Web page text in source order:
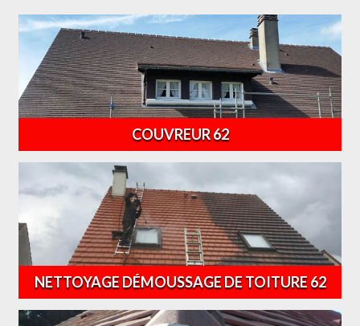
COUVREUR 62
NETTOYAGE DÉMOUSSAGE DE TOITURE 62